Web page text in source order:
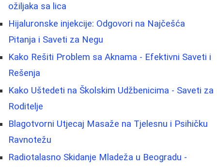
ožiljaka sa lica
Hijaluronske injekcije: Odgovori na Najčešća
Pitanja i Saveti za Negu
Kako Rešiti Problem sa Aknama - Efektivni Saveti i
Rešenja
Kako Uštedeti na Školskim Udžbenicima - Saveti za
Roditelje
Blagotvorni Utjecaj Masaže na Tjelesnu i Psihičku
Ravnotežu
Radiotalasno Skidanje Mladeža u Beogradu -